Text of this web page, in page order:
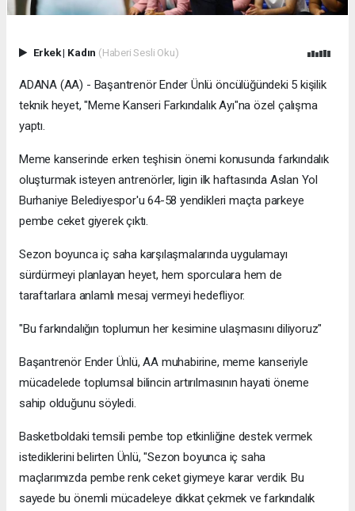
Erkek| Kadın (Haberi Sesli Oku)
ADANA (AA) - Başantrenör Ender Ünlü öncülüğündeki 5 kişilik
teknik heyet, "Meme Kanseri Farkındalık Ayı"na özel çalışma
yaptı.
Meme kanserinde erken teşhisin önemi konusunda farkındalık
oluşturmak isteyen antrenörler, ligin ilk haftasında Aslan Yol
Burhaniye Belediyespor'u 64-58 yendikleri maçta parkeye
pembe ceket giyerek çıktı.
Sezon boyunca iç saha karşılaşmalarında uygulamayı
sürdürmeyi planlayan heyet, hem sporculara hem de
taraftarlara anlamlı mesaj vermeyi hedefliyor.
"Bu farkındalığın toplumun her kesimine ulaşmasını diliyoruz"
Başantrenör Ender Ünlü, AA muhabirine, meme kanseriyle
mücadelede toplumsal bilincin artırılmasının hayati öneme
sahip olduğunu söyledi.
Basketboldaki temsili pembe top etkinliğine destek vermek
istediklerini belirten Ünlü, "Sezon boyunca iç saha
maçlarımızda pembe renk ceket giymeye karar verdik. Bu
sayede bu önemli mücadeleye dikkat çekmek ve farkındalık